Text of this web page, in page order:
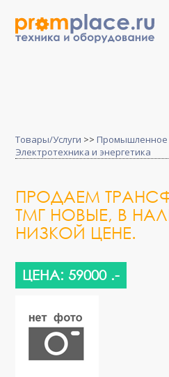
Товары/Услуги >> Промышленное
Электротехника и энергетика
ПРОДАЕМ
ТМГ НОВЫЕ, В
НИЗКОЙ ЦЕНЕ.
ЦЕНА: 59000 .-